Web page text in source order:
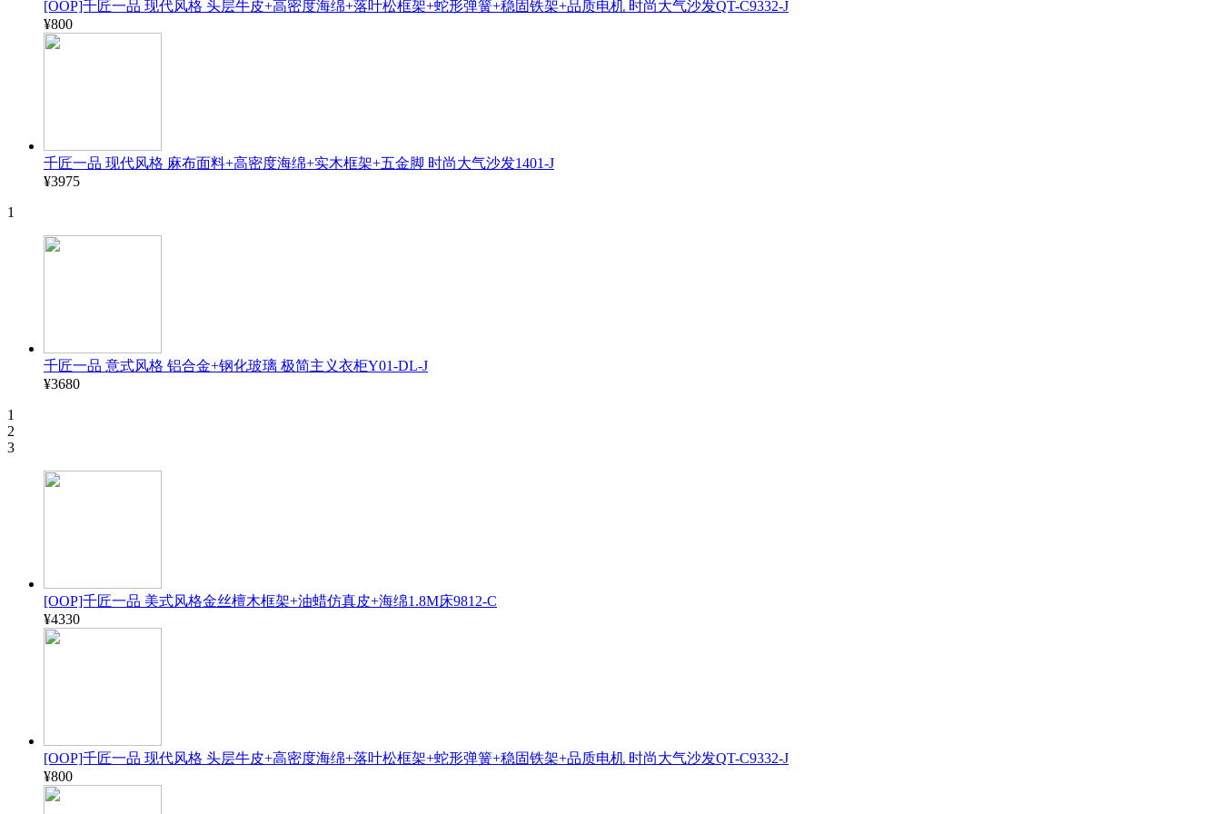
[OOP]千匠一品 现代风格 头层牛皮+高密度海绵+落叶松框架+蛇形弹簧+稳固铁架+品质电机 时尚大气沙发QT-C9332-J
¥800
千匠一品 现代风格 麻布面料+高密度海绵+实木框架+五金脚 时尚大气沙发1401-J
¥3975
1
千匠一品 意式风格 铝合金+钢化玻璃 极简主义衣柜Y01-DL-J
¥3680
1
2
3
[OOP]千匠一品 美式风格金丝檀木框架+油蜡仿真皮+海绵1.8M床9812-C
¥4330
[OOP]千匠一品 现代风格 头层牛皮+高密度海绵+落叶松框架+蛇形弹簧+稳固铁架+品质电机 时尚大气沙发QT-C9332-J
¥800